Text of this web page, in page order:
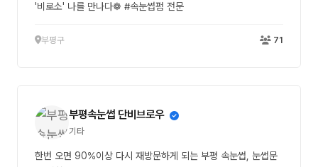
'비로소' 나를 만나다❁ #속눈썹펌 전문
부평구 71
부평속눈썹 단비브로우
기타
한번 오면 90%이상 다시 재방문하게 되는 부평 속눈썹, 눈썹문